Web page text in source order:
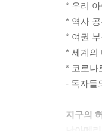
* 우리
* 역사
* 여권
* 세계의
* 코로나
- 독자들
지구의